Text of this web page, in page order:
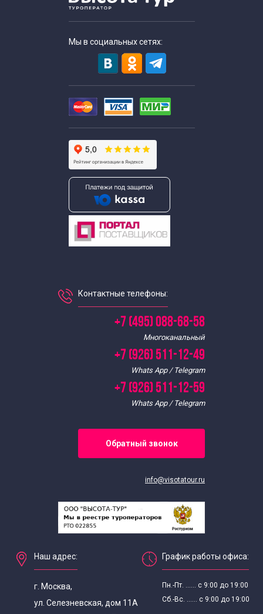
Мы в социальных сетях:
Контактные телефоны:
+7 (495) 088-68-58
Многоканальный
+7 (926) 511-12-49
Whats App / Telegram
+7 (926) 511-12-59
Whats App / Telegram
Обратный звонок
info@visotatour.ru
Наш адрес:
г. Москва,
ул. Селезневская, дом 11А
График работы офиса:
Пн.-Пт. ...... с 9:00 до 19:00
Сб.-Вс. ...... с 9:00 до 19:00